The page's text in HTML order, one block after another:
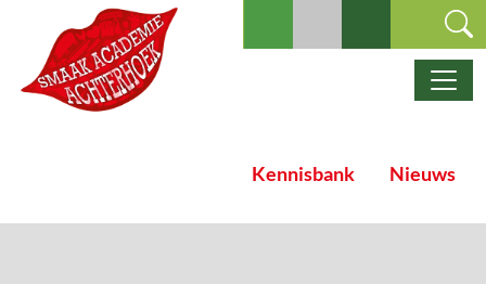
Ga naar de inhoud
Hoofdnavigatie
Kennisbank Nieuws